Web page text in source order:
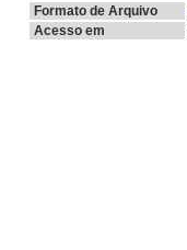
Formato de Arquivo
Acesso em